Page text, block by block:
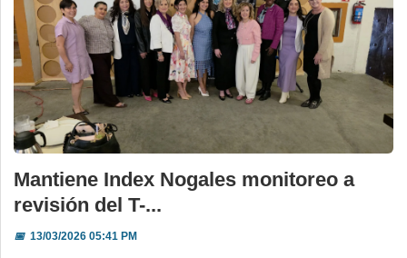
Mantiene Index Nogales monitoreo a
revisión del T-...
📅13/03/2026 05:41 PM